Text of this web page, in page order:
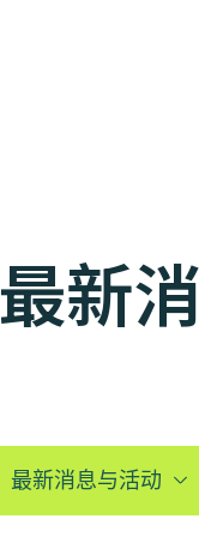
最新
最新消息与活动